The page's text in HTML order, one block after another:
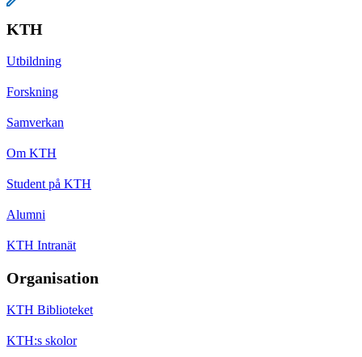
KTH
Utbildning
Forskning
Samverkan
Om KTH
Student på KTH
Alumni
KTH Intranät
Organisation
KTH Biblioteket
KTH:s skolor